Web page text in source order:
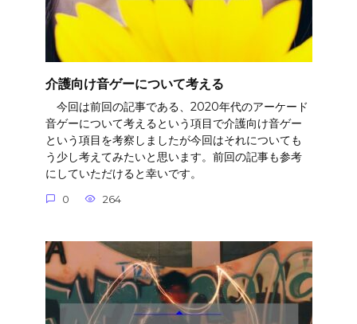
介護向け音ゲーについて考える
今回は前回の記事である、2020年代のアーケード
音ゲーについて考えるという項目で介護向け音ゲー
という項目を考察しましたが今回はそれについても
う少し考えてみたいと思います。前回の記事も参考
にしていただけると幸いです。
0 264